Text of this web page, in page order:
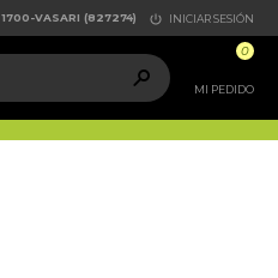
1700-VASARI (827274)  INICIAR SESIÓN

0
MI PEDIDO